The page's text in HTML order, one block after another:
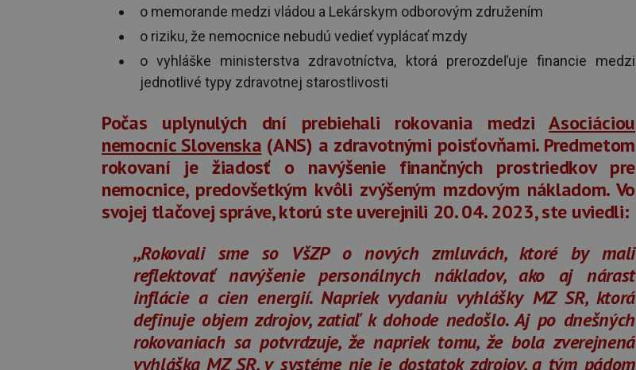
o memorande medzi vládou a Lekárskym odborovým združením
o riziku, že nemocnice nebudú vedieť vyplácať mzdy
o vyhláške ministerstva zdravotníctva, ktorá prerozdeľuje financie medzi
jednotlivé typy zdravotnej starostlivosti
Počas uplynulých dní prebiehali rokovania medziAsociáciou
nemocníc Slovenska (ANS) a zdravotnými poisťovňami. Predmetom
rokovaní je žiadosť o navýšenie finančných prostriedkov pre
nemocnice, predovšetkým kvôli zvýšeným mzdovým nákladom. Vo
svojej tlačovej správe, ktorú ste uverejnili 20. 04. 2023, ste uviedli:
,,Rokovali sme so VšZP o nových zmluvách, ktoré by mali
reflektovať navýšenie personálnych nákladov, ako aj nárast
inflácie a cien energií. Napriek vydaniu vyhlášky MZ SR, ktorá
definuje objem zdrojov, zatiaľ k dohode nedošlo. Aj po dnešných
rokovaniach sa potvrdzuje, že napriek tomu, že bola zverejnená
vyhláška MZ SR, v systéme nie je dostatok zdrojov, a tým pádom